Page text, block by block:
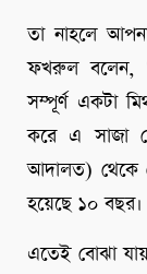
তা নাহলে
ফখরুল বলেন,
সম্পূর্ণ একটা
করে এ সাজা
আদালত) থেকে
হয়েছে ১০ বছর।
এতেই বোঝা যায়,